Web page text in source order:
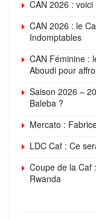
CAN 2026 :
CAN 2026 : le
Indomptables
CAN Féminine :
Aboudi pour
Saison 2026 –
Baleba ?
Mercato :
LDC Caf : Ce
Coupe de la Caf
Rwanda